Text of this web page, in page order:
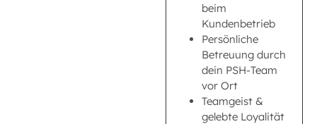
beim
Kundenbetrieb
Persönliche
Betreuung durch
dein PSH-Team
vor Ort
Teamgeist &
gelebte Loyalität